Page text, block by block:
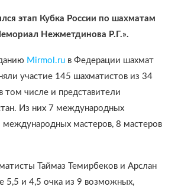
этап Кубка России по шахматам
Нежметдинова Р.Г.».
Mirmol.ru в Федерации шахмат
участие 145 шахматистов из 34
том числе и представители
Из них 7 международных
международных мастеров, 8 мастеров
Таймаз Темирбеков и Арслан
5,5 и 4,5 очка из 9 возможных,